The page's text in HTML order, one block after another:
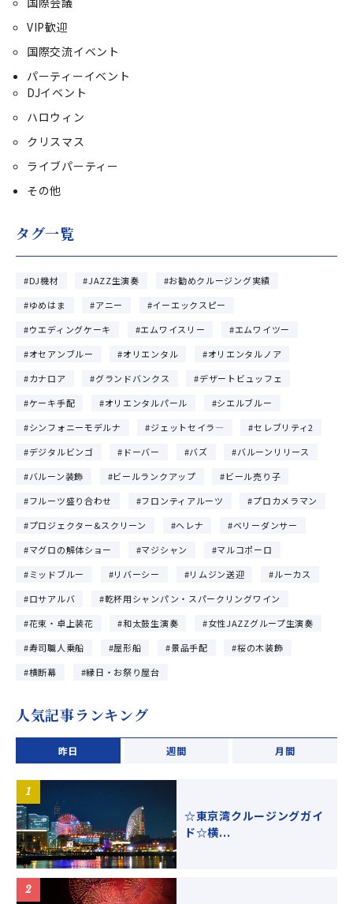
VIP歓迎
国際交流イベント
パーティーイベント
DJイベント
ハロウィン
クリスマス
ライブパーティー
その他
タグ一覧
DJ機材 JAZZ生演奏
お勧めクルージング実績
ゆめはま
アニー
イーエックスピー
ウエディングケーキ
エムワイスリー
エムワイツー
オセアンブルー
オリエンタル
オリエンタルノア
カナロア
グランドバンクス
デザートビュッフェ
ケーキ手配
オリエンタルパール
シエルブルー
シンフォニーモデルナ
ジェットセイラ―
セレブリティ2
デジタルビンゴ
ドーバー バズ
バルーンリリース
バルーン装飾
ビールランクアップ
ビール売り子
フルーツ盛り合わせ
フロンティアルーツ
プロカメラマン
プロジェクター&スクリーン
ヘレナ
ベリーダンサー
マグロの解体ショー
マジシャン
マルコポーロ
ミッドブルー
リバーシー リムジン送迎
ルーカス
ロサアルバ
乾杯用シャンパン・スパークリングワイン
花束・卓上装花
和太鼓生演奏
女性JAZZグループ生演奏
寿司職人乗船
屋形船 景品手配
桜の木装飾
横断幕
縁日・お祭り屋台
人気記事ランキング
昨日 週間 月間
☆東京湾クルージングガイ
ド☆横...